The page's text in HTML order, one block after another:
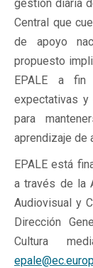
gestión diaria
Central que
de apoyo
propuesto
EPALE a
expectativas
para
aprendizaje de
EPALE está
a través de la
Audiovisual y
Dirección
Cultura